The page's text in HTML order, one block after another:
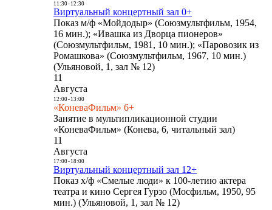
11:30- 12:30
Виртуальный концертный зал 0+
Показ м/ф «Мойдодыр» (Союзмультфильм, 1954,
16 мин.); «Ивашка из Дворца пионеров»
(Союзмультфильм, 1981, 10 мин.); «Паровозик из
Ромашкова» (Союзмультфильм, 1967, 10 мин.)
(Ульяновой, 1, зал № 12)
11
Августа
12:00- 13:00
«КоневаФильм» 6+
Занятие в мультипликационной студии
«КоневаФильм» (Конева, 6, читальный зал)
11
Августа
17:00- 18:00
Виртуальный концертный зал 12+
Показ х/ф «Смелые люди» к 100-летию актера
театра и кино Сергея Гурзо (Мосфильм, 1950, 95
мин.) (Ульяновой, 1, зал № 12)